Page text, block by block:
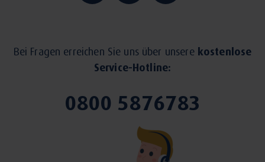
Bei Fragen erreichen Sie uns über unsere kostenlose
Service-Hotline:
0800 5876783